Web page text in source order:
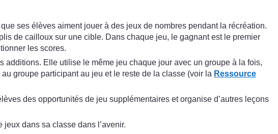
ses élèves aiment jouer à des jeux de nombres pendant la récréation.
de cailloux sur une cible. Dans chaque jeu, le gagnant est le premier
les scores.
Elle utilise le même jeu chaque jour avec un groupe à la fois,
groupe participant au jeu et le reste de la classe (voir la Ressource
des opportunités de jeu supplémentaires et organise d’autres leçons
jeux dans sa classe dans l’avenir.